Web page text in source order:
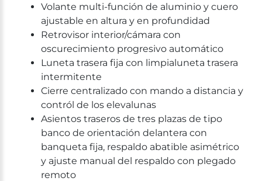
Volante multi-función de aluminio y cuero
ajustable en altura y en profundidad
Retrovisor interior/cámara con
oscurecimiento progresivo automático
Luneta trasera fija con limpialuneta trasera
intermitente
Cierre centralizado con mando a distancia y
contról de los elevalunas
Asientos traseros de tres plazas de tipo
banco de orientación delantera con
banqueta fija, respaldo abatible asimétrico
y ajuste manual del respaldo con plegado
remoto